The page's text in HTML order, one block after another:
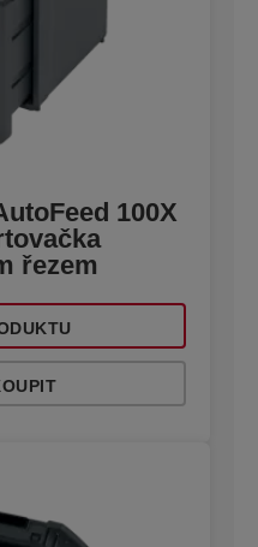
100X
řezem